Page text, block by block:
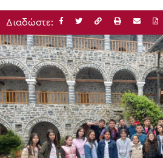
Διαδώστε: